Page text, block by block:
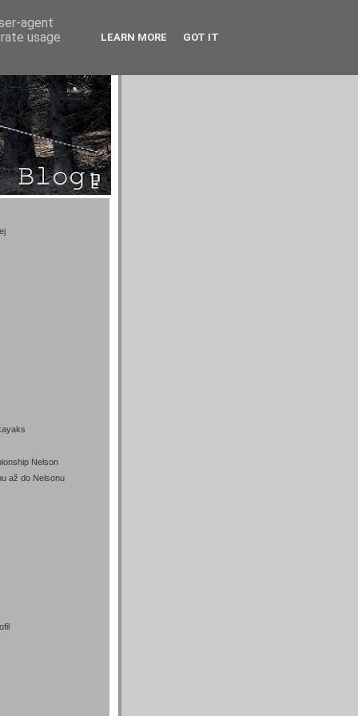
Nelson
až do Nelsonu
agent
usage
LEARN MORE GOT IT